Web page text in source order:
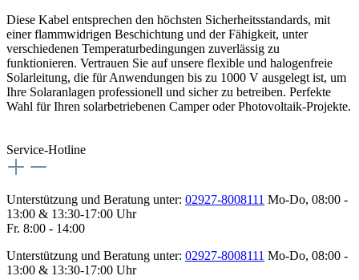
Diese Kabel entsprechen den höchsten Sicherheitsstandards, mit
einer flammwidrigen Beschichtung und der Fähigkeit, unter
verschiedenen Temperaturbedingungen zuverlässig zu
funktionieren. Vertrauen Sie auf unsere flexible und halogenfreie
Solarleitung, die für Anwendungen bis zu 1000 V ausgelegt ist, um
Ihre Solaranlagen professionell und sicher zu betreiben. Perfekte
Wahl für Ihren solarbetriebenen Camper oder Photovoltaik-Projekte.
Service-Hotline
Unterstützung und Beratung unter: 02927-8008111 Mo-Do, 08:00 -
13:00 & 13:30-17:00 Uhr
Fr. 8:00 - 14:00
Unterstützung und Beratung unter: 02927-8008111 Mo-Do, 08:00 -
13:00 & 13:30-17:00 Uhr